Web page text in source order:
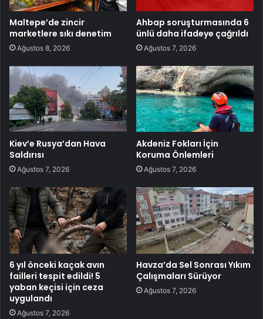
Maltepe’de zincir
marketlere sıkı denetim
Ağustos 8, 2026
Ahbap soruşturmasında 6
ünlü daha ifadeye çağrıldı
Ağustos 7, 2026
Kiev’e Rusya’dan Hava
Saldırısı
Ağustos 7, 2026
Akdeniz Fokları İçin
Koruma Önlemleri
Ağustos 7, 2026
6 yıl önceki kaçak avın
failleri tespit edildi! 5
yaban keçisi için ceza
uygulandı
Ağustos 7, 2026
Havza’da Sel Sonrası Yıkım
Çalışmaları Sürüyor
Ağustos 7, 2026